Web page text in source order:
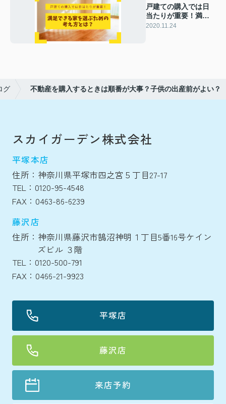
戸建ての購入では日
当たりが重要！満足
できる家を選ぶため
2020.11.24
グ 不動産を購入するときは順番が大事？子供の出産前がよい？
スカイガーデン株式会社
平塚本店
住所：神奈川県平塚市四之宮５丁目27-17
TEL：0120-95-4548
FAX：0463-86-6239
藤沢店
住所：神奈川県藤沢市鵠沼神明１丁目5番16号ケイン
ズビル ３階
TEL：0120-500-791
FAX：0466-21-9923
平塚店
藤沢店
来店予約